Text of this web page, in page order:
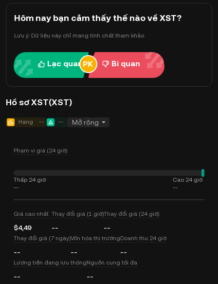
Hôm nay bạn cảm thấy thế nào về XST?
Lưu ý: Dữ liệu này chỉ mang tính chất tham khảo.
Lạc quan Bi quan
Hồ sơ XST(XST)
Hạng -- -- Mở rộng
Phạm vi giá (24 giờ)
Thấp 24 giờ
--
Cao 24 giờ
--
Giá cao nhất
$4,49
Thay đổi giá (1 giờ)
--
Thay đổi giá (24 giờ)
--
Thay đổi giá (7 ngày)
--
Vốn hóa thị trường
--
Doanh thu 24 giờ
--
Lượng tiền đang lưu thông
--
Nguồn cung tối đa
--